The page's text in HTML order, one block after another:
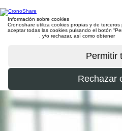
Información sobre cookies
Cronoshare utiliza cookies propias y de
aceptar todas las cookies pulsando el botón
, y/o rechazar, así como obtener